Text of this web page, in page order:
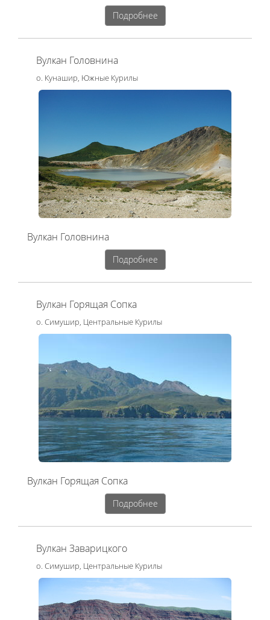
Подробнее
Вулкан Головнина
о. Кунашир, Южные Курилы
Вулкан Головнина
Подробнее
Вулкан Горящая Сопка
о. Симушир, Центральные Курилы
Вулкан Горящая Сопка
Подробнее
Вулкан Заварицкого
о. Симушир, Центральные Курилы